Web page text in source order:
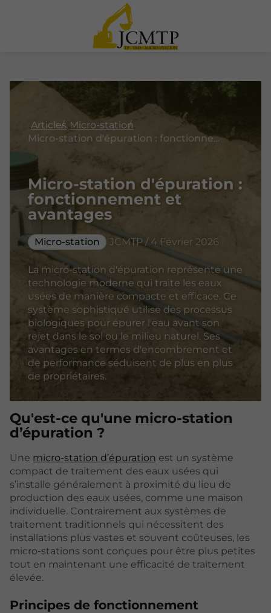
Articles Micro-station
Micro-station d'épuration : fonctionnement et avantages
Micro-station d'épuration :
fonctionnement et
avantages
Micro-station JCMTP / 4 Février 2026
La micro-station d'épuration représente une
technologie moderne qui traite les eaux
usées de manière compacte et efficace. Ce
système sophistiqué utilise des processus
biologiques pour épurer l'eau avant son
rejet dans le sol ou le milieu naturel. Ses
avantages en termes d'encombrement et
de performance séduisent de plus en plus
de propriétaires.
Qu'est-ce qu'une micro-station
d’épuration ?
Une micro-station d’épuration est un système
compact de traitement des eaux usées qui
s’installe généralement à proximité du lieu de
production des eaux usées, comme une maison
individuelle. Contrairement aux systèmes de
traitement traditionnels qui nécessitent des
installations plus vastes et souvent coûteuses, les
micro-stations sont conçues pour être plus petites
tout en maintenant une efficacité de traitement
élevée.
Principes de fonctionnement